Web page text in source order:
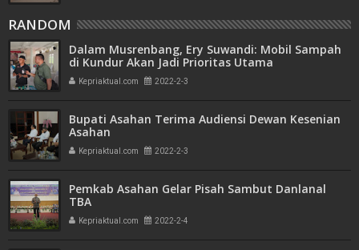
RANDOM
Dalam Musrenbang, Ery Suwandi: Mobil Sampah
di Kundur Akan Jadi Prioritas Utama
Kepriaktual.com 2022-2-3
Bupati Asahan Terima Audiensi Dewan Kesenian
Asahan
Kepriaktual.com 2022-2-3
Pemkab Asahan Gelar Pisah Sambut Danlanal
TBA
Kepriaktual.com 2022-2-4